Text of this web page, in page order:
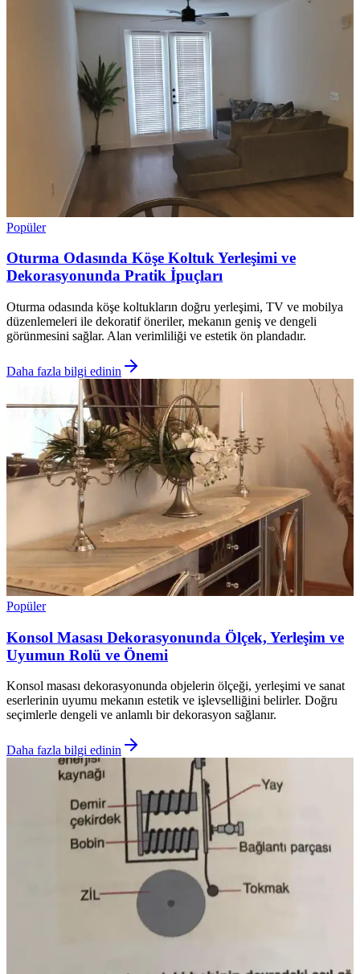
Popüler
Oturma Odasında Köşe Koltuk Yerleşimi ve
Dekorasyonunda Pratik İpuçları
Oturma odasında köşe koltukların doğru yerleşimi, TV ve mobilya
düzenlemeleri ile dekoratif öneriler, mekanın geniş ve dengeli
görünmesini sağlar. Alan verimliliği ve estetik ön plandadır.
Daha fazla bilgi edinin
Popüler
Konsol Masası Dekorasyonunda Ölçek, Yerleşim ve
Uyumun Rolü ve Önemi
Konsol masası dekorasyonunda objelerin ölçeği, yerleşimi ve sanat
eserlerinin uyumu mekanın estetik ve işlevselliğini belirler. Doğru
seçimlerle dengeli ve anlamlı bir dekorasyon sağlanır.
Daha fazla bilgi edinin